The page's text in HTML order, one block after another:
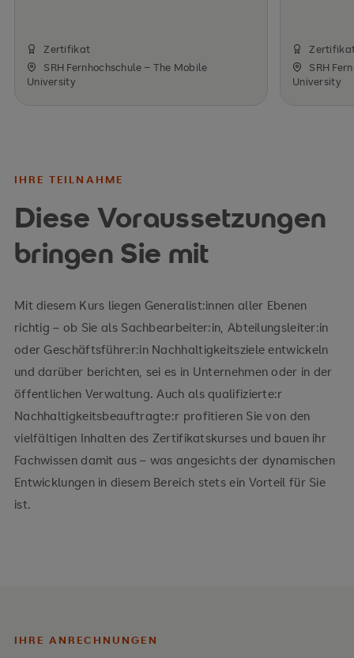
Zertifikat
SRH Fernhochschule – The Mobile
University
SRH
University
IHRE TEILNAHME
Diese Voraussetzungen
bringen Sie mit
Mit diesem Kurs liegen Generalist:innen aller Ebenen
richtig – ob Sie als Sachbearbeiter:in, Abteilungsleiter:in
oder Geschäftsführer:in Nachhaltigkeitsziele entwickeln
und darüber berichten, sei es in Unternehmen oder in der
öffentlichen Verwaltung. Auch als qualifizierte:r
Nachhaltigkeitsbeauftragte:r profitieren Sie von den
vielfältigen Inhalten des Zertifikatskurses und bauen ihr
Fachwissen damit aus – was angesichts der dynamischen
Entwicklungen in diesem Bereich stets ein Vorteil für Sie
ist.
IHRE ANRECHNUNGEN